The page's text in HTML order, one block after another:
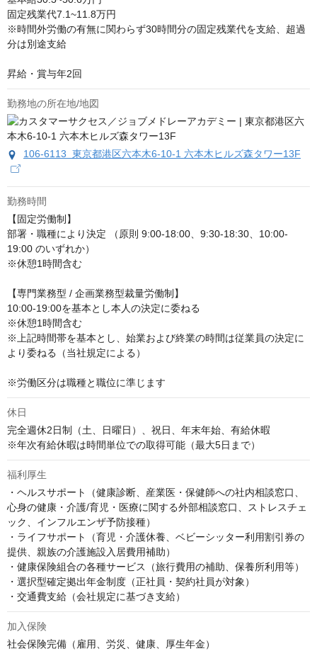
固定残業代7.1~11.8万円
※時間外労働の有無に関わらず30時間分の固定残業代を支給、超過
分は別途支給
昇給・賞与年2回
勤務地の所在地/地図
106-6113 東京都港区六本木6-10-1 六本木ヒルズ森タワー13F
勤務時間
【固定労働制】
部署・職種により決定 （原則 9:00-18:00、9:30-18:30、10:00-
19:00 のいずれか）
※休憩1時間含む
【専門業務型 / 企画業務型裁量労働制】
10:00-19:00を基本とし本人の決定に委ねる
※休憩1時間含む
※上記時間帯を基本とし、始業および終業の時間は従業員の決定に
より委ねる（当社規定による）
※労働区分は職種と職位に準じます
休日
完全週休2日制（土、日曜日）、祝日、年末年始、有給休暇
※年次有給休暇は時間単位での取得可能（最大5日まで）
福利厚生
・ヘルスサポート（健康診断、産業医・保健師への社内相談窓口、
心身の健康・介護/育児・医療に関する外部相談窓口、ストレスチェ
ック、インフルエンザ予防接種）
・ライフサポート（育児・介護休養、ベビーシッター利用割引券の
提供、親族の介護施設入居費用補助）
・健康保険組合の各種サービス（旅行費用の補助、保養所利用等）
・選択型確定拠出年金制度（正社員・契約社員が対象）
・交通費支給（会社規定に基づき支給）
加入保険
社会保険完備（雇用、労災、健康、厚生年金）